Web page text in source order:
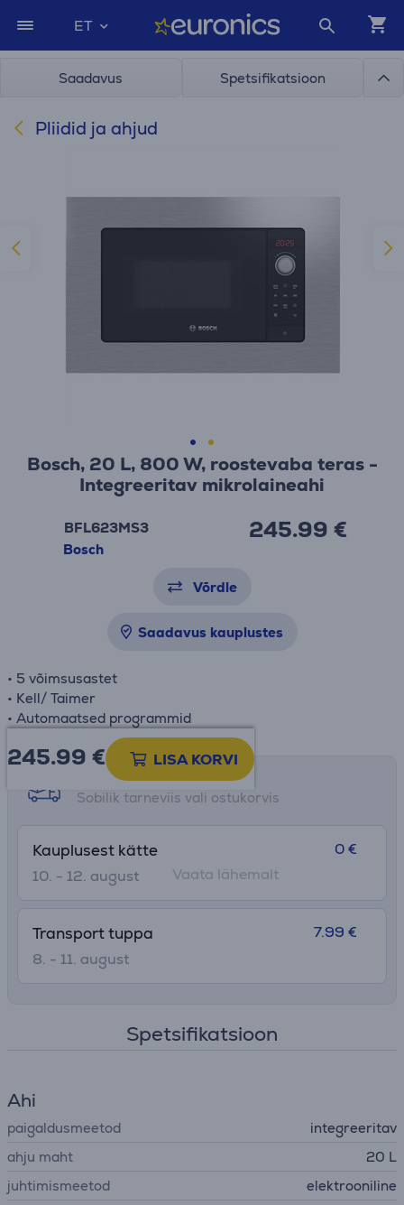
ET
Saadavus Spetsifikatsioon
Pliidid ja ahjud
Bosch, 20 L, 800 W, roostevaba teras -
Integreeritav mikrolaineahi
BFL623MS3
Bosch
245.99 €
Võrdle
Saadavus kauplustes
• 5 võimsusastet
• Kell/ Taimer
• Automaatsed programmid
245.99 € LISA KORVI
Tarne võimalused
Sobilik tarneviis vali ostukorvis
Kauplusest kätte
10. - 12. august
0 €
Vaata lähemalt
Transport tuppa
8. - 11. august
7.99 €
Spetsifikatsioon
Ahi
paigaldusmeetod
integreeritav
ahju maht
20 L
juhtimismeetod
elektrooniline